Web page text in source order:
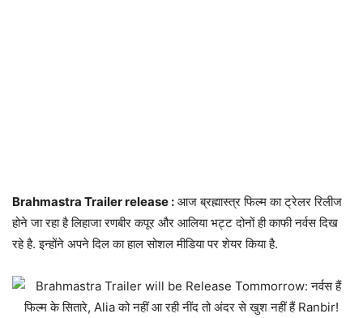
Brahmastra Trailer release : आज ब्रह्मास्त्र फिल्म का ट्रेलर रिलीज
होने जा रहा है लिहाजा रणबीर कपूर और आलिया भट्ट दोनों ही काफी नर्वस दिख
रहे है. इन्होंने अपने दिल का हाल सोशल मीडिया पर शेयर किया है.